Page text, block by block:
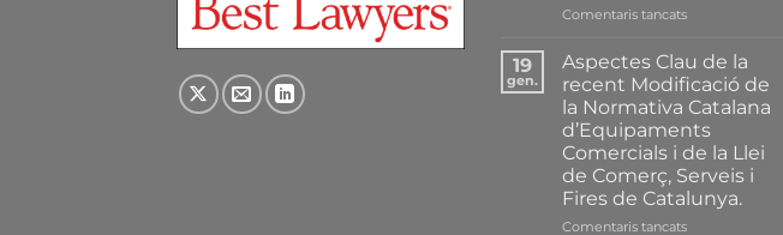
Comentaris tancatsa
Complet
de
les
Principals
Modificacions
introduïdes
recentment
sobre
19
gen.
Aspectes Clau de la
recent Modificació de
la Normativa Catalana
d’Equipaments
Comercials i de la Llei
de Comerç, Serveis i
Fires de Catalunya.
Comentaris tancatsa